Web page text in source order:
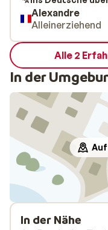
Alexandre
Alleinerziehend
Alle 2
In der
In der Nähe